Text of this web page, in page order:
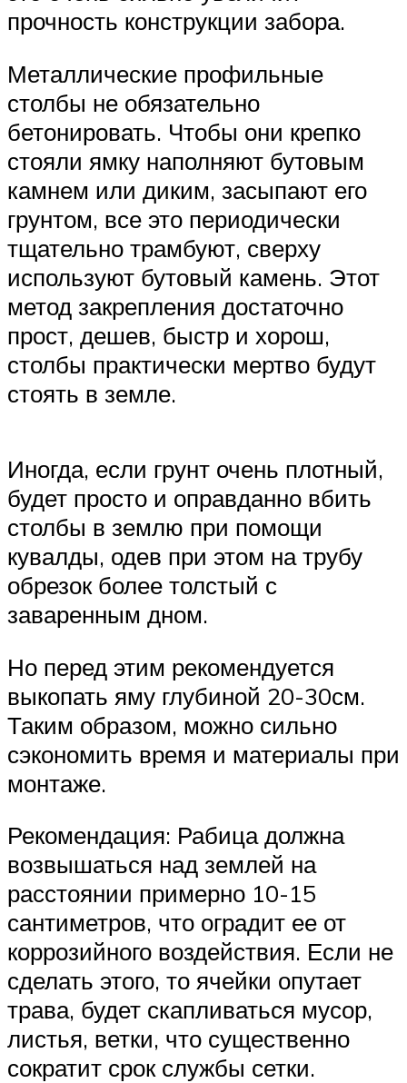
прочность конструкции забора.
Металлические профильные
столбы не обязательно
бетонировать. Чтобы они крепко
стояли ямку наполняют бутовым
камнем или диким, засыпают его
грунтом, все это периодически
тщательно трамбуют, сверху
используют бутовый камень. Этот
метод закрепления достаточно
прост, дешев, быстр и хорош,
столбы практически мертво будут
стоять в земле.
Иногда, если грунт очень плотный,
будет просто и оправданно вбить
столбы в землю при помощи
кувалды, одев при этом на трубу
обрезок более толстый с
заваренным дном.
Но перед этим рекомендуется
выкопать яму глубиной 20-30см.
Таким образом, можно сильно
сэкономить время и материалы при
монтаже.
Рекомендация: Рабица должна
возвышаться над землей на
расстоянии примерно 10-15
сантиметров, что оградит ее от
коррозийного воздействия. Если не
сделать этого, то ячейки опутает
трава, будет скапливаться мусор,
листья, ветки, что существенно
сократит срок службы сетки.